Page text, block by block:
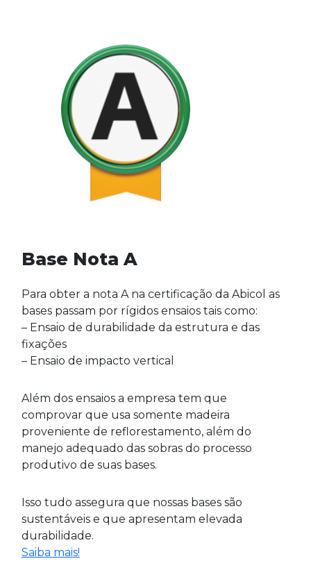
Base Nota A
Para obter a nota A na certificação da Abicol as
bases passam por rígidos ensaios tais como:
– Ensaio de durabilidade da estrutura e das
fixações
– Ensaio de impacto vertical
Além dos ensaios a empresa tem que
comprovar que usa somente madeira
proveniente de reflorestamento, além do
manejo adequado das sobras do processo
produtivo de suas bases.
Isso tudo assegura que nossas bases são
sustentáveis e que apresentam elevada
durabilidade.
Saiba mais!